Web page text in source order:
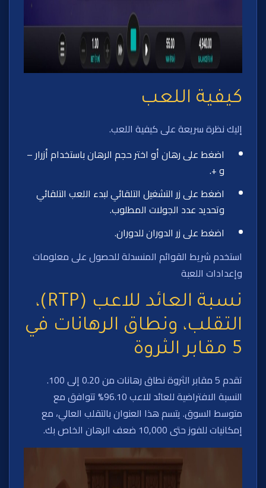
كيفية اللعب
إليك نظرة سريعة على كيفية اللعب.
اضغط على رهان أو اختر حجم الرهان باستخدام أزرار –
و +.
اضغط على زر التشغيل التلقائي لبدء اللعب التلقائي
وتحديد عدد الجولات المطلوب.
اضغط على زر الدوران للدوران.
استخدم شريط القوائم المنسدلة للحصول على معلومات
وإعدادات اللعبة
نسبة العائد للاعب (RTP)،
التقلب، ونطاق الرهانات في
5 مقابر الثروة
تقدم 5 مقابر الثروة نطاق رهانات من 0.20 إلى 100.
النسبة الافتراضية للعائد للاعب 96.10% تتوافق مع
متوسط السوق. يتسم هذا العنوان بالتقلب العالي، مع
إمكانيات للفوز حتى 10,000 ضعف الرهان الخاص بك.